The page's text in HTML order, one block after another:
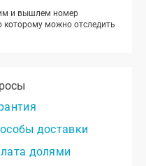
и вышлем номер
которому можно отследить
доставки
долями